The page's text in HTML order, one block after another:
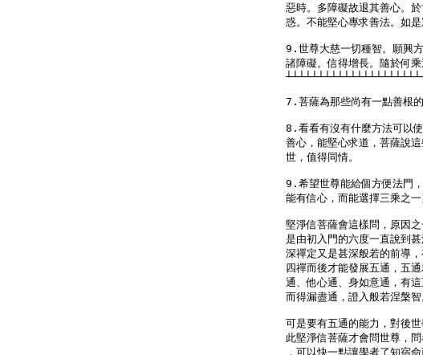
惡時。多障礙故退其善心。
惑。不能堅心專求善法。如是
9.世尊大慈一切種智。願興
諸障礙。信得增長。隨於何乘
7.菩薩為那些尚有一點善根的
8.看看有沒有什麼方法可以
善心，能堅心求道，菩薩說
世，值得同情。
9.希望世尊能給個方便法門
能有信心，而能選擇三乘之一
堅淨信菩薩會這樣問，原因
是由初入門的六度一直說到
深禪定又是甚深般若的前導，
四禪而後才能發展五通，五
通、他心通、身如意通，有
而得漏盡通，證入般若涅槃智
可是要有五通的能力，對後
此堅淨信菩薩才會問世尊，
，可以快一點讓學者了知宿